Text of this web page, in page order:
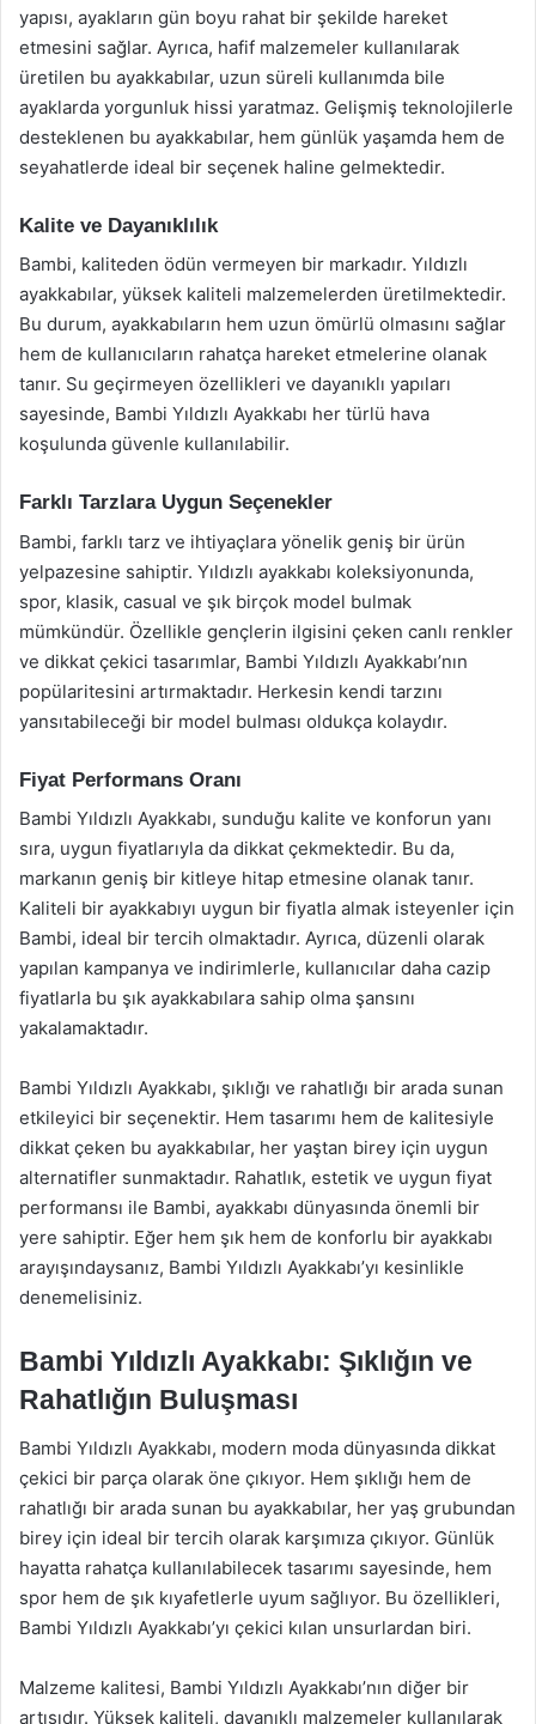
yapısı, ayakların gün boyu rahat bir şekilde hareket
etmesini sağlar. Ayrıca, hafif malzemeler kullanılarak
üretilen bu ayakkabılar, uzun süreli kullanımda bile
ayaklarda yorgunluk hissi yaratmaz. Gelişmiş teknolojilerle
desteklenen bu ayakkabılar, hem günlük yaşamda hem de
seyahatlerde ideal bir seçenek haline gelmektedir.
Kalite ve Dayanıklılık
Bambi, kaliteden ödün vermeyen bir markadır. Yıldızlı
ayakkabılar, yüksek kaliteli malzemelerden üretilmektedir.
Bu durum, ayakkabıların hem uzun ömürlü olmasını sağlar
hem de kullanıcıların rahatça hareket etmelerine olanak
tanır. Su geçirmeyen özellikleri ve dayanıklı yapıları
sayesinde, Bambi Yıldızlı Ayakkabı her türlü hava
koşulunda güvenle kullanılabilir.
Farklı Tarzlara Uygun Seçenekler
Bambi, farklı tarz ve ihtiyaçlara yönelik geniş bir ürün
yelpazesine sahiptir. Yıldızlı ayakkabı koleksiyonunda,
spor, klasik, casual ve şık birçok model bulmak
mümkündür. Özellikle gençlerin ilgisini çeken canlı renkler
ve dikkat çekici tasarımlar, Bambi Yıldızlı Ayakkabı’nın
popülaritesini artırmaktadır. Herkesin kendi tarzını
yansıtabileceği bir model bulması oldukça kolaydır.
Fiyat Performans Oranı
Bambi Yıldızlı Ayakkabı, sunduğu kalite ve konforun yanı
sıra, uygun fiyatlarıyla da dikkat çekmektedir. Bu da,
markanın geniş bir kitleye hitap etmesine olanak tanır.
Kaliteli bir ayakkabıyı uygun bir fiyatla almak isteyenler için
Bambi, ideal bir tercih olmaktadır. Ayrıca, düzenli olarak
yapılan kampanya ve indirimlerle, kullanıcılar daha cazip
fiyatlarla bu şık ayakkabılara sahip olma şansını
yakalamaktadır.
Bambi Yıldızlı Ayakkabı, şıklığı ve rahatlığı bir arada sunan
etkileyici bir seçenektir. Hem tasarımı hem de kalitesiyle
dikkat çeken bu ayakkabılar, her yaştan birey için uygun
alternatifler sunmaktadır. Rahatlık, estetik ve uygun fiyat
performansı ile Bambi, ayakkabı dünyasında önemli bir
yere sahiptir. Eğer hem şık hem de konforlu bir ayakkabı
arayışındaysanız, Bambi Yıldızlı Ayakkabı’yı kesinlikle
denemelisiniz.
Bambi Yıldızlı Ayakkabı: Şıklığın ve
Rahatlığın Buluşması
Bambi Yıldızlı Ayakkabı, modern moda dünyasında dikkat
çekici bir parça olarak öne çıkıyor. Hem şıklığı hem de
rahatlığı bir arada sunan bu ayakkabılar, her yaş grubundan
birey için ideal bir tercih olarak karşımıza çıkıyor. Günlük
hayatta rahatça kullanılabilecek tasarımı sayesinde, hem
spor hem de şık kıyafetlerle uyum sağlıyor. Bu özellikleri,
Bambi Yıldızlı Ayakkabı’yı çekici kılan unsurlardan biri.
Malzeme kalitesi, Bambi Yıldızlı Ayakkabı’nın diğer bir
artısıdır. Yüksek kaliteli, dayanıklı malzemeler kullanılarak